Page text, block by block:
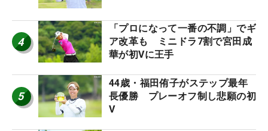
4
「プロになって一番の不調」でギ
ア改革も ミニドラ7割で宮田成
華が初Vに王手
5
44歳・福田侑子がステップ最年
長優勝 プレーオフ制し悲願の初
V